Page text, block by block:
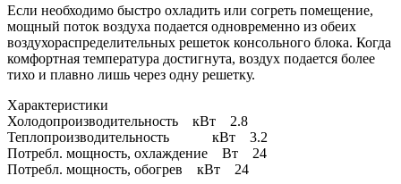
Если необходимо быстро охладить или согреть помещение,
мощный поток воздуха подается одновременно из обеих
воздухораспределительных решеток консольного блока. Когда
комфортная температура достигнута, воздух подается более
тихо и плавно лишь через одну решетку.
Характеристики
Холодопроизводительность кВт 2.8
Теплопроизводительность кВт 3.2
Потребл. мощность, охлаждение Вт 24
Потребл. мощность, обогрев кВт 24